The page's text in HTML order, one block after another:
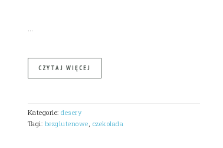
…
CZYTAJ WIĘCEJ
Kategorie:desery
Tagi: bezglutenowe, czekolada